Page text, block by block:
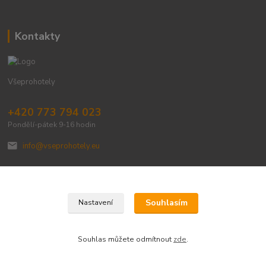
Kontakty
Všeprohotely
+420 773 794 023
Pondělí-pátek 9-16 hodin
info@vseprohotely.eu
Upravit sběr cookies.
Nastavení Souhlasím
Souhlas můžete odmítnout zde.